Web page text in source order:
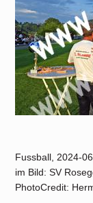
Fussball, 2024-
im Bild: SV
PhotoCredit: